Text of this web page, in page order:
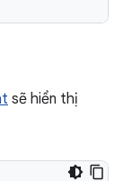
sẽ hiển thị